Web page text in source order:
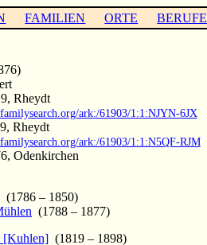
FAMILIEN ORTE BERUFE
Rheydt
ark:/61903/1:1:NJYN-6JX
Rheydt
ark:/61903/1:1:N5QF-RJM
Odenkirchen
(1786 – 1850)
(1788 – 1877)
[Kuhlen] (1819 – 1898)